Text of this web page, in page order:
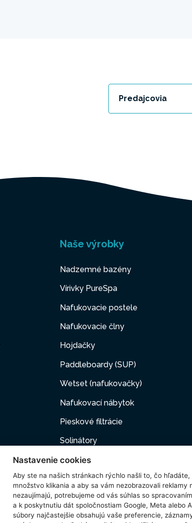
Predajcovia
Naše výrobky
Nadzemné bazény
Vírivky PureSpa
Nafukovacie postele
Nafukovacie člny
Hojdačky
Paddleboardy (SUP)
Wetset (nafukovačky)
Nafukovací nábytok
Pieskové filtrácie
Solinátory
Nafukovacie pumpy
Kartušové filtrácie
Domáci maznáčikovia
Príslušenstvo
Nastavenie cookies
Aby ste na našich stránkach rýchlo našli to, čo hľadáte,
množstvo klikania a aby sa vám nezobrazovali reklamy
nezaujímajú, potrebujeme od vás súhlas so spracovaním
a k poskytnutiu dát spoločnostiam Google, Meta alebo
súbory najčastejšie obsahujú vaše preferencie,